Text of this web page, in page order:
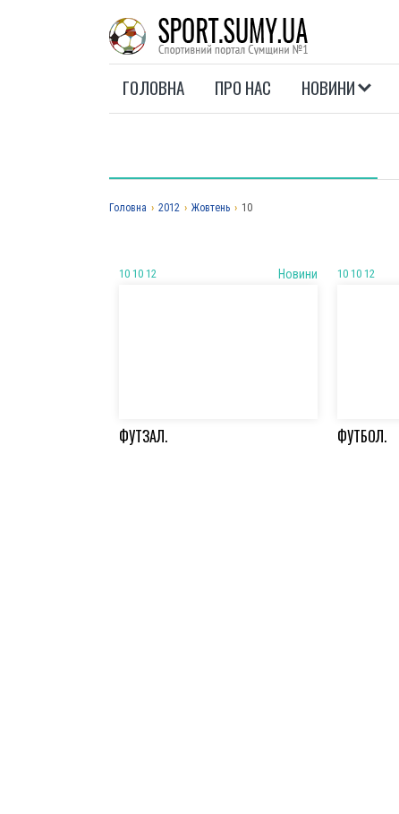
ГОЛОВНА ПРО НАС НОВИНИ
Головна › 2012 › Жовтень › 10
10 10 12 Новини
ФУТЗАЛ.
10 10 12
ФУТБОЛ.